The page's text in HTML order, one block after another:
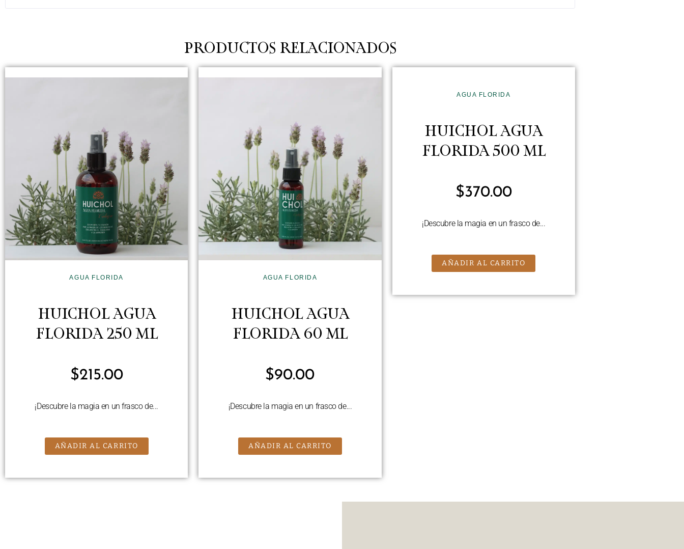
PRODUCTOS RELACIONADOS
AGUA FLORIDA
HUICHOL AGUA
FLORIDA 250 ML
$215.00
¡Descubre la magia en un frasco de...
AÑADIR AL CARRITO
AGUA FLORIDA
HUICHOL AGUA
FLORIDA 60 ML
$90.00
¡Descubre la magia en un frasco de...
AÑADIR AL CARRITO
AGUA FLORIDA
HUICHOL AGUA
FLORIDA 500 ML
$370.00
¡Descubre la magia en un frasco de...
AÑADIR AL CARRITO